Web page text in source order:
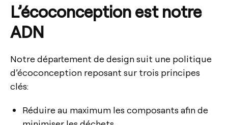
L’écoconception est notre
ADN
Notre département de design suit une politique
d’écoconception reposant sur trois principes
clés:
Réduire au maximum les composants afin de